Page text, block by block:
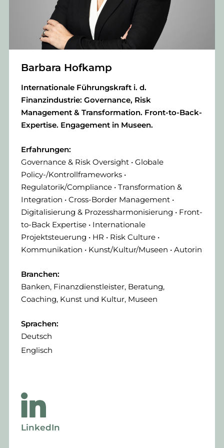
Barbara Hofkamp
Internationale Führungskraft i. d.
Finanzindustrie: Governance, Risk
Management & Transformation. Front-to-Back-
Expertise. Engagement in Museen.
Erfahrungen:
Governance & Risk Oversight • Globale
Policy-/Kontrollframeworks •
Regulatorik/Compliance • Transformation &
Integration • Cross-Border Management •
Digitalisierung & Prozessharmonisierung • Front-
to-Back Expertise • Internationale
Projektsteuerung • HR • Risk Culture •
Kommunikation • Kunst/Kultur/Museen • Autorin
Branchen:
Banken, Finanzdienstleister, Beratung,
Coaching, Kunst und Kultur, Museen
Sprachen:
Deutsch
Englisch
LinkedIn